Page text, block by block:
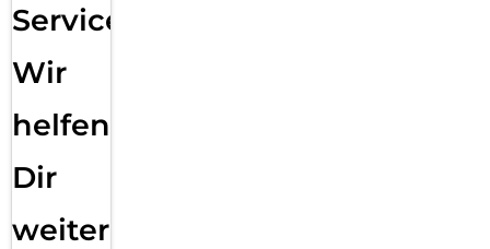
Service:
Wir
helfen
Dir
weiter